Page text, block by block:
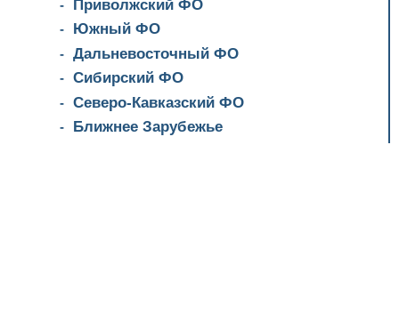
Приволжский ФО
Южный ФО
Дальневосточный ФО
Сибирский ФО
Северо-Кавказский ФО
Ближнее Зарубежье